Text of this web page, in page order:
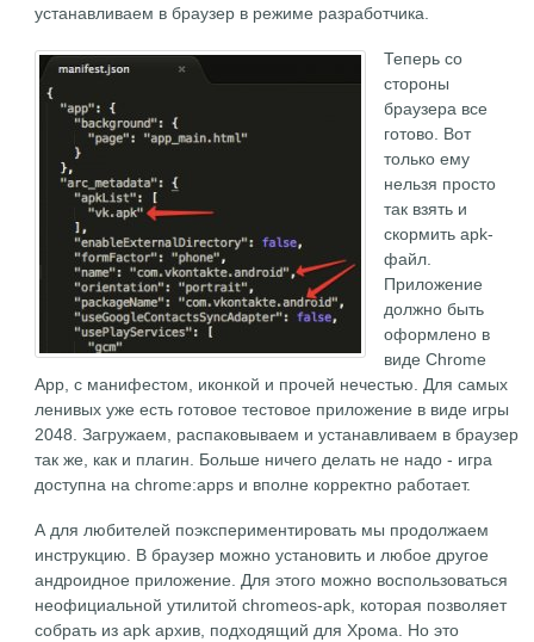
устанавливаем в браузер в режиме разработчика.
Теперь со
стороны
браузера все
готово. Вот
только ему
нельзя просто
так взять и
скормить apk-
файл.
Приложение
должно быть
оформлено в
виде Chrome
App, с манифестом, иконкой и прочей нечестью. Для самых
ленивых уже есть готовое тестовое приложение в виде игры
2048. Загружаем, распаковываем и устанавливаем в браузер
так же, как и плагин. Больше ничего делать не надо - игра
доступна на chrome:apps и вполне корректно работает.
А для любителей поэкспериментировать мы продолжаем
инструкцию. В браузер можно установить и любое другое
андроидное приложение. Для этого можно воспользоваться
неофициальной утилитой chromeos-apk, которая позволяет
собрать из apk архив, подходящий для Хрома. Но это